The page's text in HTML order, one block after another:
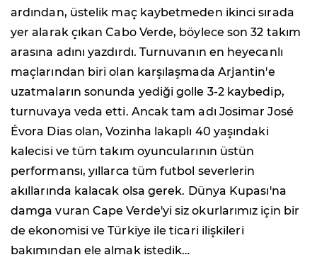
ardından, üstelik maç kaybetmeden ikinci sırada
yer alarak çıkan Cabo Verde, böylece son 32 takım
arasına adını yazdırdı. Turnuvanın en heyecanlı
maçlarından biri olan karşılaşmada Arjantin'e
uzatmaların sonunda yediği golle 3-2 kaybedip,
turnuvaya veda etti. Ancak tam adı Josimar José
Évora Dias olan, Vozinha lakaplı 40 yaşındaki
kalecisi ve tüm takım oyuncularının üstün
performansı, yıllarca tüm futbol severlerin
akıllarında kalacak olsa gerek. Dünya Kupası'na
damga vuran Cape Verde'yi siz okurlarımız için bir
de ekonomisi ve Türkiye ile ticari ilişkileri
bakımından ele almak istedik…